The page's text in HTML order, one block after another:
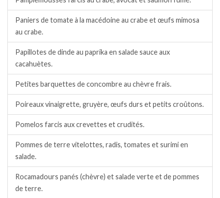
Paniers de tomate à la macédoine au crabe et œufs mimosa
au crabe.
Papillotes de dinde au paprika en salade sauce aux
cacahuètes.
Petites barquettes de concombre au chèvre frais.
Poireaux vinaigrette, gruyère, œufs durs et petits croûtons.
Pomelos farcis aux crevettes et crudités.
Pommes de terre vitelottes, radis, tomates et surimi en
salade.
Rocamadours panés (chèvre) et salade verte et de pommes
de terre.